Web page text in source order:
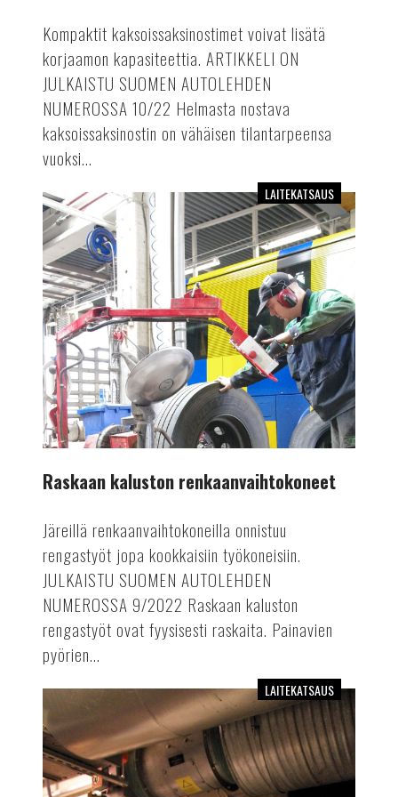
Kompaktit kaksoissaksinostimet voivat lisätä
korjaamon kapasiteettia. ARTIKKELI ON
JULKAISTU SUOMEN AUTOLEHDEN
NUMEROSSA 10/22 Helmasta nostava
kaksoissaksinostin on vähäisen tilantarpeensa
vuoksi...
Raskaan
kaluston
renkaanvaihtokoneet
LAITEKATSAUS
Raskaan kaluston renkaanvaihtokoneet
Järeillä renkaanvaihtokoneilla onnistuu
rengastyöt jopa kookkaisiin työkoneisiin.
JULKAISTU SUOMEN AUTOLEHDEN
NUMEROSSA 9/2022 Raskaan kaluston
rengastyöt ovat fyysisesti raskaita. Painavien
pyörien...
Paineilmakompressorit LAITEKATSAUS